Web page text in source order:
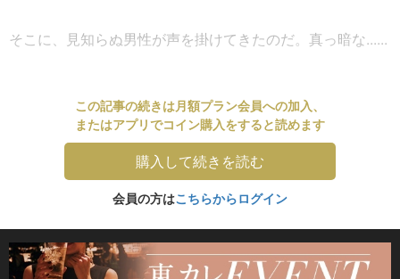
そこに、見知らぬ男性が声を掛けてきたのだ。真っ暗な......
この記事の続きは月額プラン会員への加入、
またはアプリでコイン購入をすると読めます
購入して続きを読む
会員の方はこちらからログイン